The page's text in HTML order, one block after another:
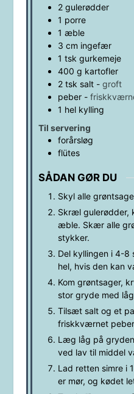
2 gulerødder
1 porre
1 æble
3 cm ingefær
1 tsk gurkemeje
400 g kartofler
2 tsk salt- groft
peber-
1 hel kylling
Til servering
forårsløg
flütes
SÅDAN GØR DU
Skyl alle
Skræl gulerødder,
æble. Skær alle
stykker.
Del kyllingen i 4-8
hel, hvis den kan
Kom grøntsager,
stor gryde med
Tilsæt salt og et
friskkværnet
Læg låg på
ved lav til middel
Lad retten simre i
er mør, og kødet